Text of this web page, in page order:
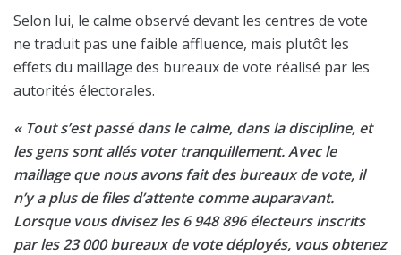
Selon lui, le calme observé devant les centres de vote
ne traduit pas une faible affluence, mais plutôt les
effets du maillage des bureaux de vote réalisé par les
autorités électorales.
« Tout s’est passé dans le calme, dans la discipline, et
les gens sont allés voter tranquillement. Avec le
maillage que nous avons fait des bureaux de vote, il
n’y a plus de files d’attente comme auparavant.
Lorsque vous divisez les 6 948 896 électeurs inscrits
par les 23 000 bureaux de vote déployés, vous obtenez